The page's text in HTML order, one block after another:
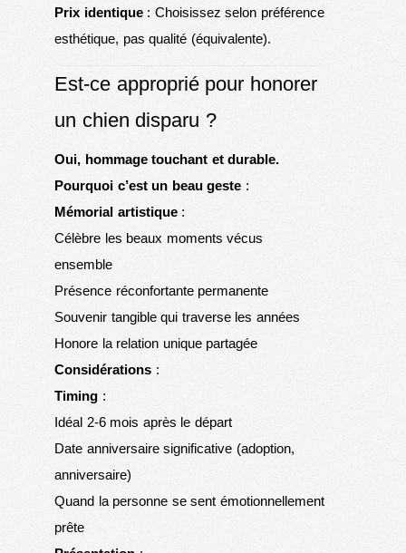
Prix identique: Choisissez selon préférence
esthétique, pas qualité (équivalente).
Est-ce approprié pour honorer
un chien disparu ?
Oui, hommage touchant et durable.
Pourquoi c’est un beau geste :
Mémorial artistique:
Célèbre les beaux moments vécus
ensemble
Présence réconfortante permanente
Souvenir tangible qui traverse les années
Honore la relation unique partagée
Considérations :
Timing :
Idéal 2-6 mois après le départ
Date anniversaire significative (adoption,
anniversaire)
Quand la personne se sent émotionnellement
prête